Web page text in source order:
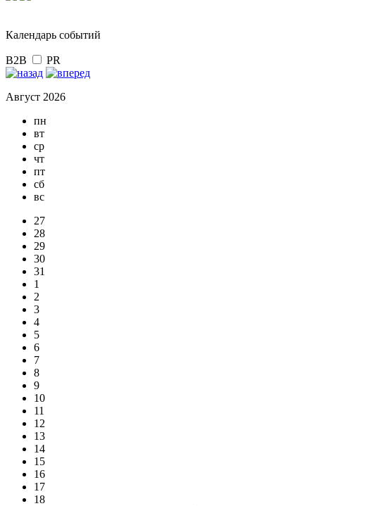
Календарь событий
B2B PR
Август 2026
пн
вт
ср
чт
пт
сб
вс
27
28
29
30
31
1
2
3
4
5
6
7
8
9
10
11
12
13
14
15
16
17
18